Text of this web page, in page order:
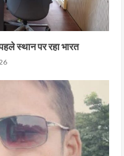
स्थान पर रहा भारत